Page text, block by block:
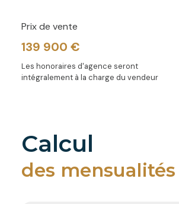
Prix de vente
139 900 €
Les honoraires d'agence seront
intégralement à la charge du vendeur
calcul
des mensualités